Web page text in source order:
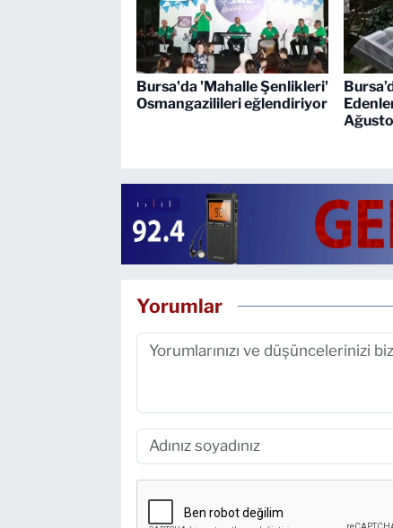
Bursa'da 'Mahalle Şenlikleri'
Osmangazilileri eğlendiriyor
Yorumlar